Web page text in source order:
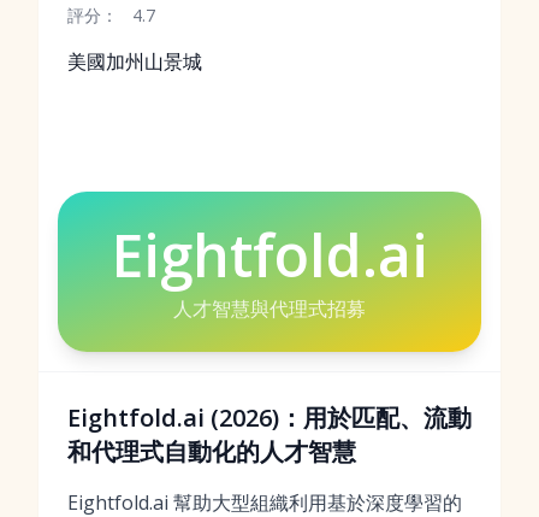
評分： 4.7
美國加州山景城
Eightfold.ai
人才智慧與代理式招募
Eightfold.ai (2026)：用於匹配、流動
和代理式自動化的人才智慧
Eightfold.ai 幫助大型組織利用基於深度學習的